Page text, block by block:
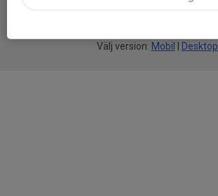
Välj version: Mobil Desktop